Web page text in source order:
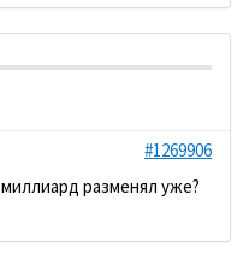
#1269906
разменял уже?